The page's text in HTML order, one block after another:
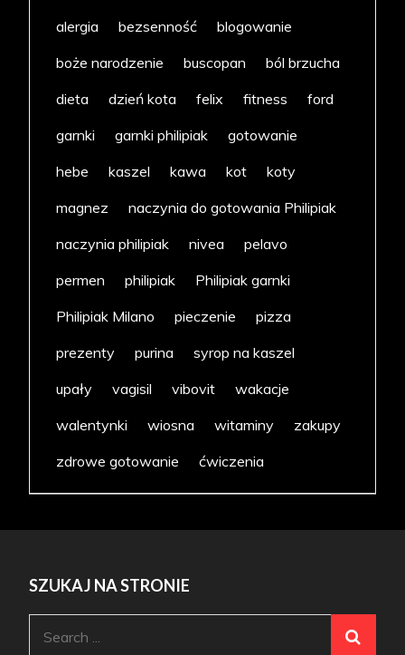
alergia
bezsenność
blogowanie
boże narodzenie
buscopan
ból brzucha
dieta
dzień kota felix fitness
ford
garnki
garnki philipiak
gotowanie
hebe
kaszel kawa kot
koty
magnez
naczynia do gotowania Philipiak
naczynia philipiak
nivea
pelavo
permen
philipiak
Philipiak garnki
Philipiak Milano
pieczenie
pizza
prezenty
purina
syrop na kaszel
upały
vagisil vibovit
wakacje
walentynki
wiosna witaminy
zakupy
zdrowe gotowanie
ćwiczenia
SZUKAJ NA STRONIE